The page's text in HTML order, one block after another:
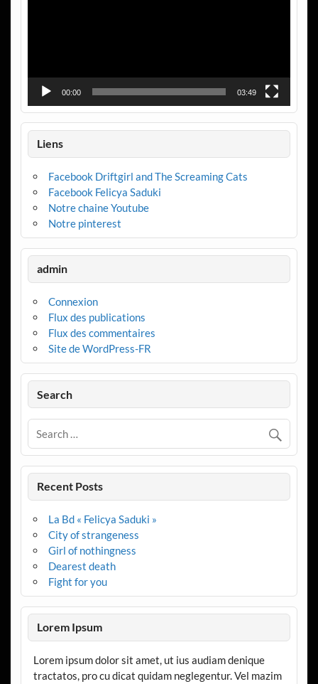
00:00 03:49
Liens
Facebook Driftgirl and The Screaming Cats
Facebook Felicya Saduki
Notre chaine Youtube
Notre pinterest
admin
Connexion
Flux des publications
Flux des commentaires
Site de WordPress-FR
Search
Recent Posts
La Bd « Felicya Saduki »
City of strangeness
Girl of nothingness
Dearest death
Fight for you
Lorem Ipsum
Lorem ipsum dolor sit amet, ut ius audiam denique
tractatos, pro cu dicat quidam neglegentur. Vel mazim